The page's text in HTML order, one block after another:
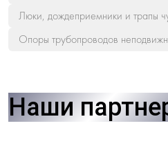
Люки, дождеприемники и трапы
Опоры трубопроводов
Наши